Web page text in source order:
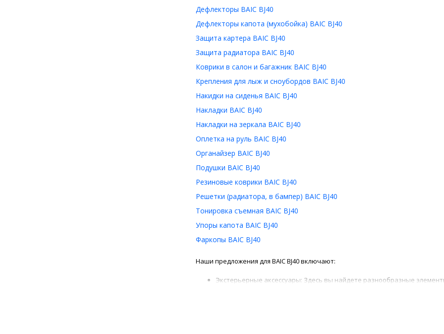
Дефлекторы BAIC BJ40
Дефлекторы капота (мухобойка) BAIC BJ40
Защита картера BAIC BJ40
Защита радиатора BAIC BJ40
Коврики в салон и багажник BAIC BJ40
Крепления для лыж и сноубордов BAIC BJ40
Накидки на сиденья BAIC BJ40
Накладки BAIC BJ40
Накладки на зеркала BAIC BJ40
Оплетка на руль BAIC BJ40
Органайзер BAIC BJ40
Подушки BAIC BJ40
Резиновые коврики BAIC BJ40
Решетки (радиатора, в бампер) BAIC BJ40
Тонировка съемная BAIC BJ40
Упоры капота BAIC BJ40
Фаркопы BAIC BJ40
Наши предложения для BAIC BJ40 включают:
Экстерьерные аксессуары: Здесь вы найдете разнообразные